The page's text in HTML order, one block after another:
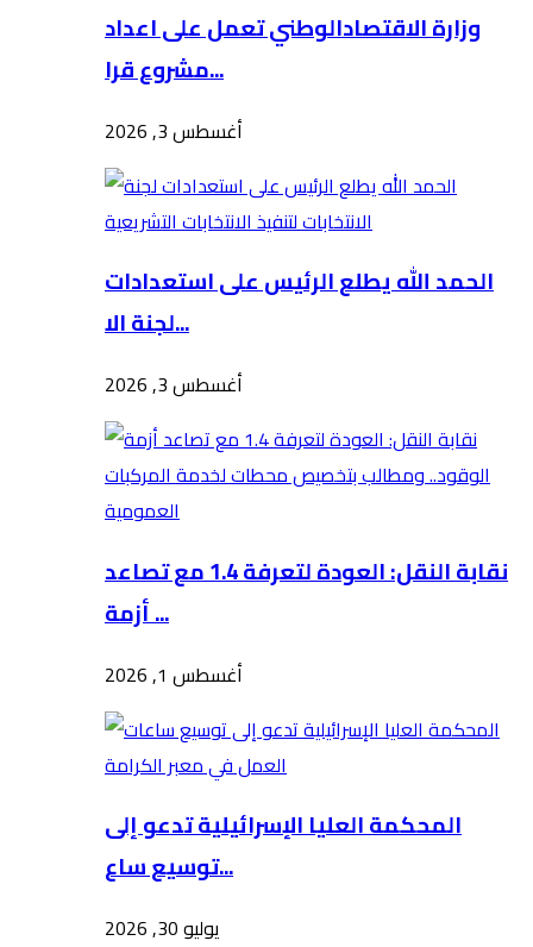
وزارة الاقتصادالوطني تعمل على اعداد
مشروع قرا...
أغسطس 3, 2026
الحمد الله يطلع الرئيس على استعدادات
لجنة الا...
أغسطس 3, 2026
نقابة النقل: العودة لتعرفة 1.4 مع تصاعد
أزمة ...
أغسطس 1, 2026
المحكمة العليا الإسرائيلية تدعو إلى
توسيع ساع...
يوليو 30, 2026